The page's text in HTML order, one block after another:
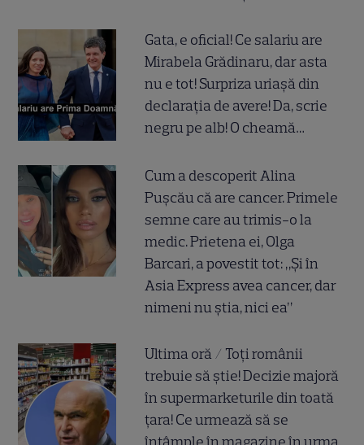
Gata, e oficial! Ce salariu are
Mirabela Grădinaru, dar asta
nu e tot! Surpriza uriașă din
declarația de avere! Da, scrie
negru pe alb! O cheamă…
Cum a descoperit Alina
Pușcău că are cancer. Primele
semne care au trimis-o la
medic. Prietena ei, Olga
Barcari, a povestit tot: „Și în
Asia Express avea cancer, dar
nimeni nu știa, nici ea”
Ultima oră / Toți românii
trebuie să știe! Decizie majoră
în supermarketurile din toată
țara! Ce urmează să se